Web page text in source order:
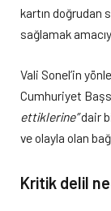
kartın doğrudan
sağlamak
Vali Sonel’in
Cumhuriyet
ettiklerine”dair
ve olayla olan
Kritik delil